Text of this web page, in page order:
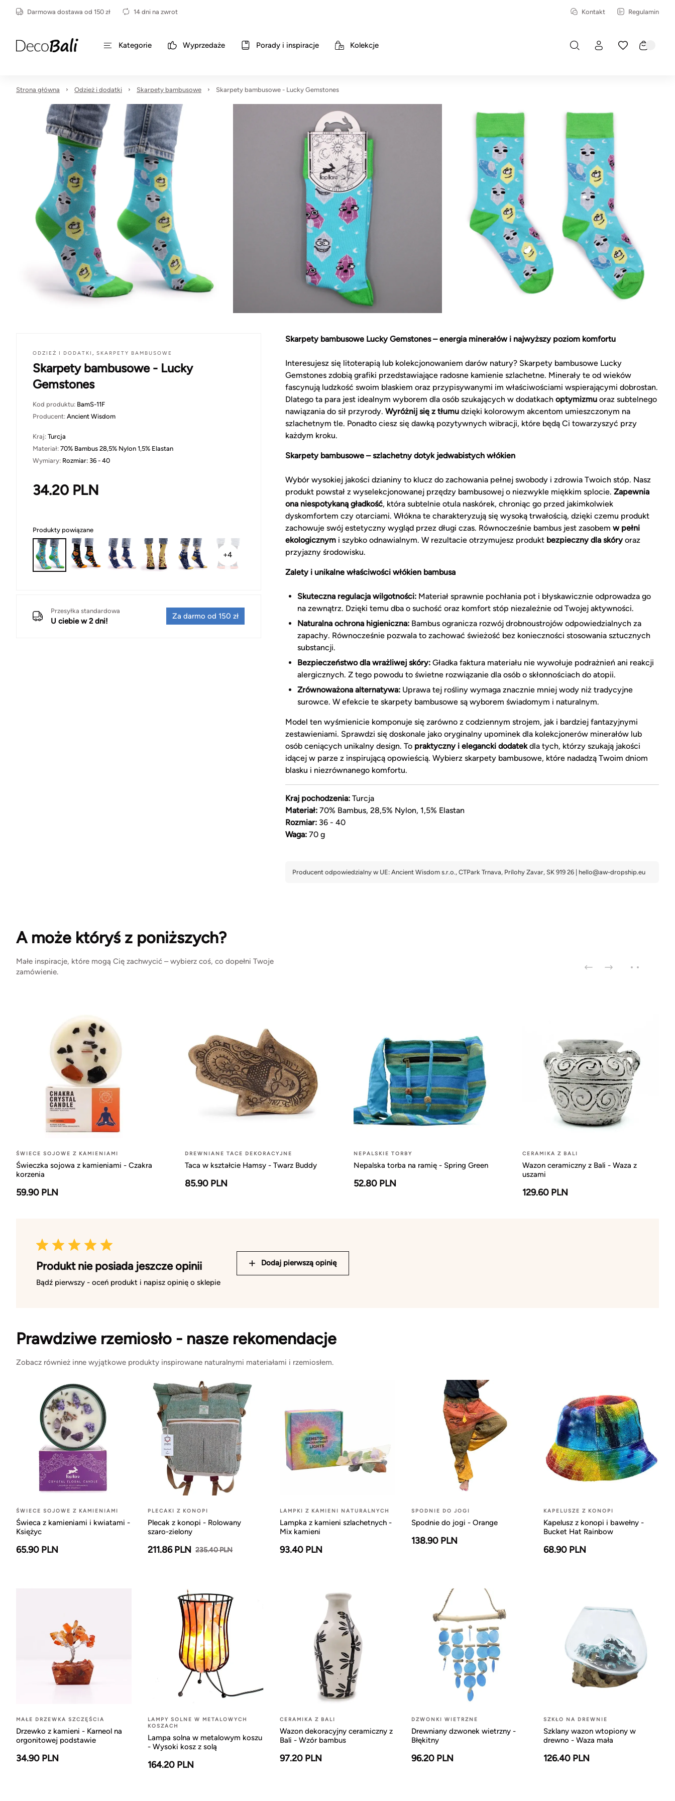
Darmowa dostawa od 150 zł 14 dni na zwrot Kontakt Regulamin
Kategorie Wyprzedaże Porady i inspiracje Kolekcje
Strona główna Odzież i dodatki Skarpety bambusowe Skarpety bambusowe - Lucky Gemstones
ODZIEŻ I DODATKI , SKARPETY BAMBUSOWE
Skarpety bambusowe - Lucky
Gemstones
Kod produktu: BamS-11F
Producent: Ancient Wisdom
Kraj: Turcja
Materiał: 70% Bambus 28,5% Nylon 1,5% Elastan
Wymiary: Rozmiar: 36 - 40
34.20 PLN
Produkty powiązane
+4
Przesyłka standardowa
U ciebie w 2 dni!
Za darmo od 150 zł
Skarpety bambusowe Lucky Gemstones – energia minerałów i najwyższy poziom komfortu
Interesujesz się litoterapią lub kolekcjonowaniem darów natury? Skarpety bambusowe Lucky
Gemstones zdobią grafiki przedstawiające radosne kamienie szlachetne. Minerały te od wieków
fascynują ludzkość swoim blaskiem oraz przypisywanymi im właściwościami wspierającymi dobrostan.
Dlatego ta para jest idealnym wyborem dla osób szukających w dodatkach optymizmu oraz subtelnego
nawiązania do sił przyrody. Wyróżnij się z tłumu dzięki kolorowym akcentom umieszczonym na
szlachetnym tle. Ponadto ciesz się dawką pozytywnych wibracji, które będą Ci towarzyszyć przy
każdym kroku.
Skarpety bambusowe – szlachetny dotyk jedwabistych włókien
Wybór wysokiej jakości dzianiny to klucz do zachowania pełnej swobody i zdrowia Twoich stóp. Nasz
produkt powstał z wyselekcjonowanej przędzy bambusowej o niezwykle miękkim splocie. Zapewnia
ona niespotykaną gładkość, która subtelnie otula naskórek, chroniąc go przed jakimkolwiek
dyskomfortem czy otarciami. Włókna te charakteryzują się wysoką trwałością, dzięki czemu produkt
zachowuje swój estetyczny wygląd przez długi czas. Równocześnie bambus jest zasobem w pełni
ekologicznym i szybko odnawialnym. W rezultacie otrzymujesz produkt bezpieczny dla skóryoraz
przyjazny środowisku.
Zalety i unikalne właściwości włókien bambusa
Skuteczna regulacja wilgotności: Materiał sprawnie pochłania pot i błyskawicznie odprowadza go
na zewnątrz. Dzięki temu dba o suchość oraz komfort stóp niezależnie od Twojej aktywności.
Naturalna ochrona higieniczna: Bambus ogranicza rozwój drobnoustrojów odpowiedzialnych za
zapachy. Równocześnie pozwala to zachować świeżość bez konieczności stosowania sztucznych
substancji.
Bezpieczeństwo dla wrażliwej skóry: Gładka faktura materiału nie wywołuje podrażnień ani reakcji
alergicznych. Z tego powodu to świetne rozwiązanie dla osób o skłonnościach do atopii.
Zrównoważona alternatywa: Uprawa tej rośliny wymaga znacznie mniej wody niż tradycyjne
surowce. W efekcie te skarpety bambusowe są wyborem świadomym i naturalnym.
Model ten wyśmienicie komponuje się zarówno z codziennym strojem, jak i bardziej fantazyjnymi
zestawieniami. Sprawdzi się doskonale jako oryginalny upominek dla kolekcjonerów minerałów lub
osób ceniących unikalny design. To praktyczny i elegancki dodatekdla tych, którzy szukają jakości
idącej w parze z inspirującą opowieścią. Wybierz skarpety bambusowe, które nadadzą Twoim dniom
blasku i niezrównanego komfortu.
Kraj pochodzenia: Turcja
Materiał: 70% Bambus, 28,5% Nylon, 1,5% Elastan
Rozmiar: 36 - 40
Waga: 70 g
A może któryś z poniższych?
Małe inspiracje, które mogą Cię zachwycić – wybierz coś, co dopełni Twoje
zamówienie.
ŚWIECE SOJOWE Z KAMIENIAMI
Świeczka sojowa z kamieniami - Czakra
korzenia
59.90 PLN
DREWNIANE TACE DEKORACYJNE
Taca w kształcie Hamsy - Twarz Buddy
85.90 PLN
NEPALSKIE TORBY
Nepalska torba na ramię - Spring Green
52.80 PLN
CERAMIKA Z BALI
Wazon ceramiczny z Bali - Waza z
uszami
129.60 PLN
Produkt nie posiada jeszcze opinii
Bądź pierwszy - oceń produkt i napisz opinię o sklepie
Dodaj pierwszą opinię
Prawdziwe rzemiosło - nasze rekomendacje
Zobacz również inne wyjątkowe produkty inspirowane naturalnymi materiałami i rzemiosłem.
ŚWIECE SOJOWE Z KAMIENIAMI
Świeca z kamieniami i kwiatami -
Księżyc
65.90 PLN
PLECAKI Z KONOPI
Plecak z konopi - Rolowany
szaro-zielony
211.86 PLN 235.40 PLN
LAMPKI Z KAMIENI NATURALNYCH
Lampka z kamieni szlachetnych -
Mix kamieni
93.40 PLN
SPODNIE DO JOGI
Spodnie do jogi - Orange
138.90 PLN
KAPELUSZE Z KONOPI
Kapelusz z konopi i bawełny -
Bucket Hat Rainbow
68.90 PLN
MAŁE DRZEWKA SZCZĘŚCIA
Drzewko z kamieni - Karneol na
orgonitowej podstawie
34.90 PLN
LAMPY SOLNE W METALOWYCH
KOSZACH
Lampa solna w metalowym koszu
- Wysoki kosz z solą
164.20 PLN
CERAMIKA Z BALI
Wazon dekoracyjny ceramiczny z
Bali - Wzór bambus
97.20 PLN
DZWONKI WIETRZNE
Drewniany dzwonek wietrzny -
Błękitny
96.20 PLN
SZKŁO NA DREWNIE
Szklany wazon wtopiony w
drewno - Waza mała
126.40 PLN